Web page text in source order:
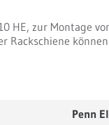
HE, zur Montage
Rackschiene
Penn